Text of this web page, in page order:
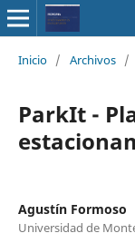
Inicio / Archivos /
ParkIt -
Agustín Formoso
Universidad de